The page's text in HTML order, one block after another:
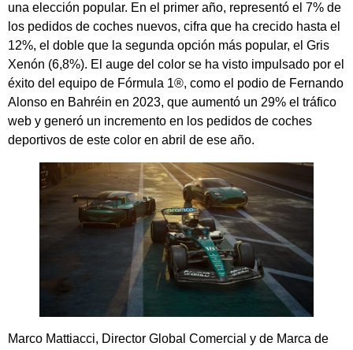
una elección popular. En el primer año, representó el 7% de
los pedidos de coches nuevos, cifra que ha crecido hasta el
12%, el doble que la segunda opción más popular, el Gris
Xenón (6,8%). El auge del color se ha visto impulsado por el
éxito del equipo de Fórmula 1®, como el podio de Fernando
Alonso en Bahréin en 2023, que aumentó un 29% el tráfico
web y generó un incremento en los pedidos de coches
deportivos de este color en abril de ese año.
Marco Mattiacci, Director Global Comercial y de Marca de